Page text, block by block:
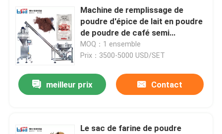
Machine de remplissage de
poudre d'épice de lait en poudre
de poudre de café semi
automatique
MOQ：1 ensemble
Prix：3500-5000 USD/SET
meilleur prix Contact
Le sac de farine de poudre